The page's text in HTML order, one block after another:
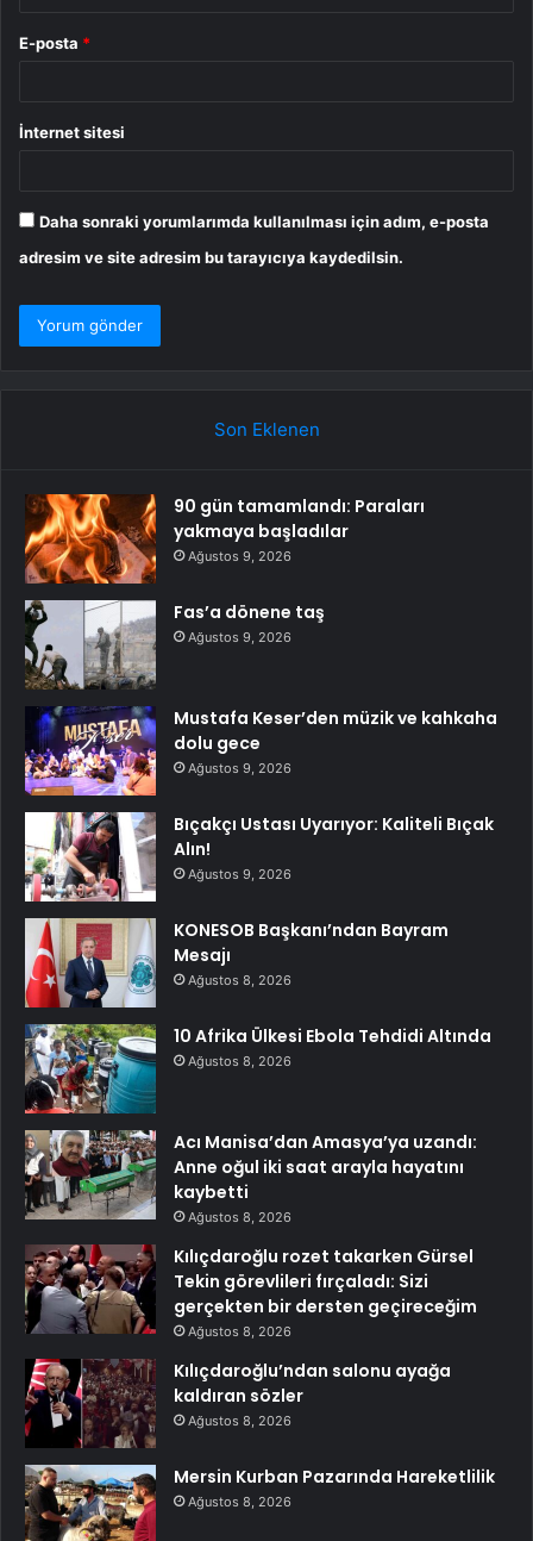
E-posta *
İnternet sitesi
Daha sonraki yorumlarımda kullanılması için adım, e-posta
adresim ve site adresim bu tarayıcıya kaydedilsin.
Son Eklenen
90 gün tamamlandı: Paraları
yakmaya başladılar
Ağustos 9, 2026
Fas’a dönene taş
Ağustos 9, 2026
Mustafa Keser’den müzik ve kahkaha
dolu gece
Ağustos 9, 2026
Bıçakçı Ustası Uyarıyor: Kaliteli Bıçak
Alın!
Ağustos 9, 2026
KONESOB Başkanı’ndan Bayram
Mesajı
Ağustos 8, 2026
10 Afrika Ülkesi Ebola Tehdidi Altında
Ağustos 8, 2026
Acı Manisa’dan Amasya’ya uzandı:
Anne oğul iki saat arayla hayatını
kaybetti
Ağustos 8, 2026
Kılıçdaroğlu rozet takarken Gürsel
Tekin görevlileri fırçaladı: Sizi
gerçekten bir dersten geçireceğim
Ağustos 8, 2026
Kılıçdaroğlu’ndan salonu ayağa
kaldıran sözler
Ağustos 8, 2026
Mersin Kurban Pazarında Hareketlilik
Ağustos 8, 2026